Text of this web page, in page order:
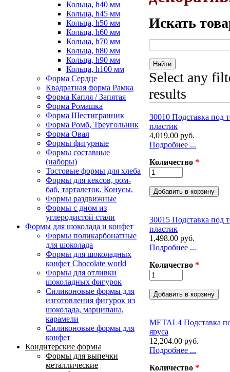
Кольца, h40 мм
Кольца, h45 мм
Кольца, h50 мм
Кольца, h60 мм
Кольца, h70 мм
Кольца, h80 мм
Кольца, h90 мм
Кольца, h100 мм
Форма Сердце
Квадратная форма Рамка
Форма Капля / Запятая
Форма Ромашка
Форма Шестигранник
Форма Ромб, Треугольник
Форма Овал
Формы фигурные
Формы составные
(наборы)
Тостовые формы для хлеба
Формы для кексов, ром-
баб, тарталеток. Конусы.
Формы раздвижные
Формы с дном из
углеродистой стали
Формы для шоколада и конфет
Формы поликарбонатные
для шоколада
Формы для шоколадных
конфет Сhocolate world
Формы для отливки
шоколадных фигурок
Силиконовые формы для
изготовления фигурок из
шоколада, марципана,
карамели
Силиконовые формы для
конфет
Кондитерские формы
Формы для выпечки
металлические
Искать
Select any
results
30010 Подставка под
пластик
4,019.00 руб.
Подробнее ...
Количество *
30015 Подставка под
пластик
1,498.00 руб.
Подробнее ...
Количество *
METAL4 Подставка
яруса
12,204.00 руб.
Подробнее ...
Количество *